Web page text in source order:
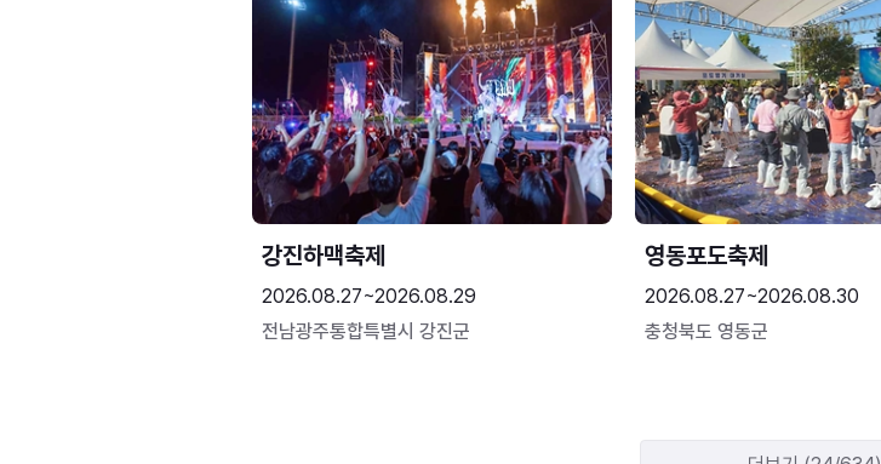
강진하맥축제
2026.08.27~2026.08.29
전남광주통합특별시 강진군
영동포도축제
2026.08.27~2026.08.30
충청북도 영동군